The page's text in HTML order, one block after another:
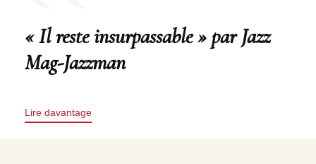
« Il reste insurpassable » par Jazz
Mag-Jazzman
Lire davantage